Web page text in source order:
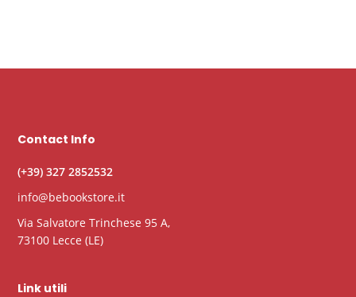
Contact Info
(+39) 327 2852532
info@bebookstore.it
Via Salvatore Trinchese 95 A,
73100 Lecce (LE)
Link utili